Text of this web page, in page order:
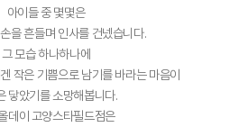
아이들 중 몇몇은
을 흔들며 인사를 건넸습니다.
그 모습 하나하나에
작은 기쁨으로 남기를 바라는 마음이
닿았기를 소망해봅니다.
데이 고양스타필드점은